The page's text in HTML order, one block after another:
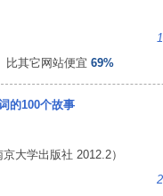
404
它网站便宜 69%
的100个故事
大学出版社 2012.2）
196